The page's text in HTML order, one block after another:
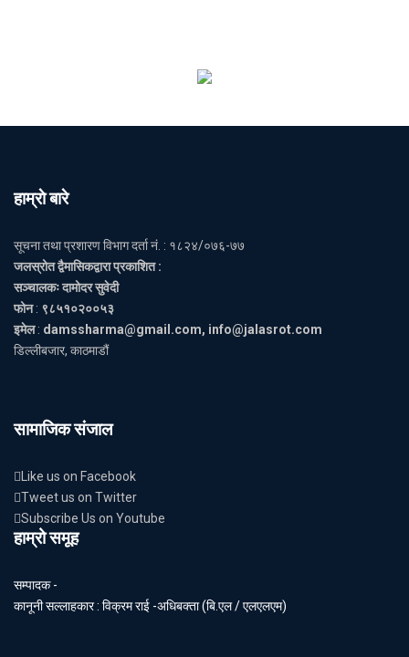
हाम्राे बारे
सूचना तथा प्रशारण विभाग दर्ता नं. : १८२४/०७६-७७
जलस्रोत द्वैमासिकद्वारा प्रकाशित :
सञ्चालकः दामोदर सुवेदी
फोन: ९८५१०२००५३
इमेल: damssharma@gmail.com, info@jalasrot.com
डिल्लीबजार, काठमाडौं
सामाजिक संजाल
Like us on Facebook
Tweet us on Twitter
Subscribe Us on Youtube
हाम्रो समूह
सम्पादक -
कानूनी सल्लाहकार : विक्रम राई -अधिबक्ता (बि.एल / एलएलएम)